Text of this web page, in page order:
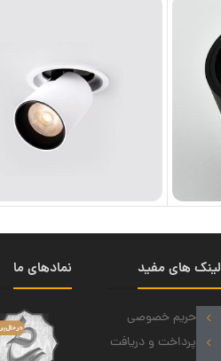
لینک های مفید
حریم خصوصی
پرداخت و دریافت
نمادهای ما